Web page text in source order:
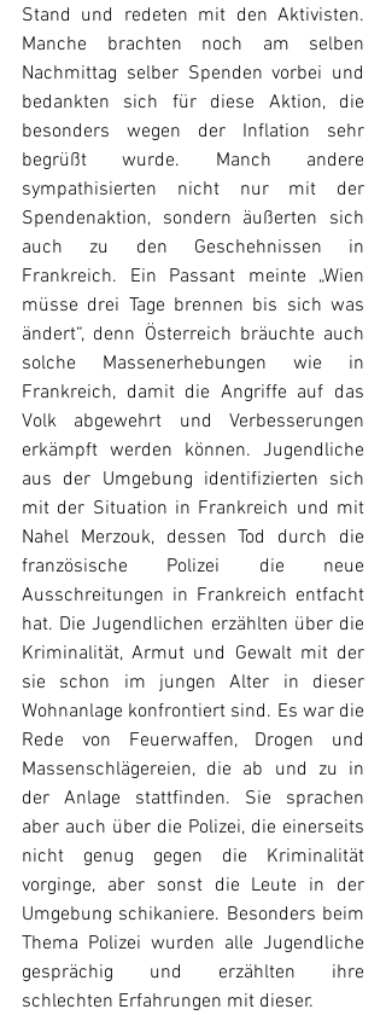
Stand und redeten mit den Aktivisten.
Manche brachten noch am selben
Nachmittag selber Spenden vorbei und
bedankten sich für diese Aktion, die
besonders wegen der Inflation sehr
begrüßt wurde. Manch andere
sympathisierten nicht nur mit der
Spendenaktion, sondern äußerten sich
auch zu den Geschehnissen in
Frankreich. Ein Passant meinte „Wien
müsse drei Tage brennen bis sich was
ändert“, denn Österreich bräuchte auch
solche Massenerhebungen wie in
Frankreich, damit die Angriffe auf das
Volk abgewehrt und Verbesserungen
erkämpft werden können. Jugendliche
aus der Umgebung identifizierten sich
mit der Situation in Frankreich und mit
Nahel Merzouk, dessen Tod durch die
französische Polizei die neue
Ausschreitungen in Frankreich entfacht
hat. Die Jugendlichen erzählten über die
Kriminalität, Armut und Gewalt mit der
sie schon im jungen Alter in dieser
Wohnanlage konfrontiert sind. Es war die
Rede von Feuerwaffen, Drogen und
Massenschlägereien, die ab und zu in
der Anlage stattfinden. Sie sprachen
aber auch über die Polizei, die einerseits
nicht genug gegen die Kriminalität
vorginge, aber sonst die Leute in der
Umgebung schikaniere. Besonders beim
Thema Polizei wurden alle Jugendliche
gesprächig und erzählten ihre
schlechten Erfahrungen mit dieser.